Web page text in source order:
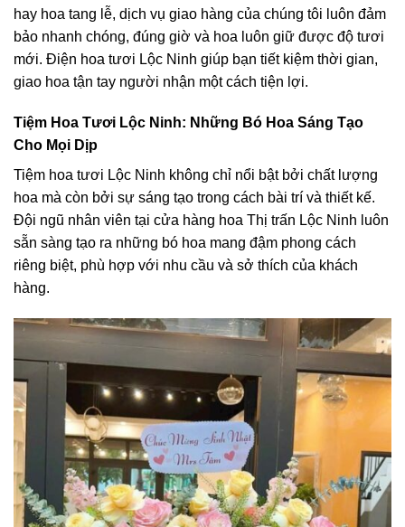
hay hoa tang lễ, dịch vụ giao hàng của chúng tôi luôn đảm
bảo nhanh chóng, đúng giờ và hoa luôn giữ được độ tươi
mới. Điện hoa tươi Lộc Ninh giúp bạn tiết kiệm thời gian,
giao hoa tận tay người nhận một cách tiện lợi.
Tiệm Hoa Tươi Lộc Ninh: Những Bó Hoa Sáng Tạo
Cho Mọi Dịp
Tiệm hoa tươi Lộc Ninh không chỉ nổi bật bởi chất lượng
hoa mà còn bởi sự sáng tạo trong cách bài trí và thiết kế.
Đội ngũ nhân viên tại cửa hàng hoa Thị trấn Lộc Ninh luôn
sẵn sàng tạo ra những bó hoa mang đậm phong cách
riêng biệt, phù hợp với nhu cầu và sở thích của khách
hàng.